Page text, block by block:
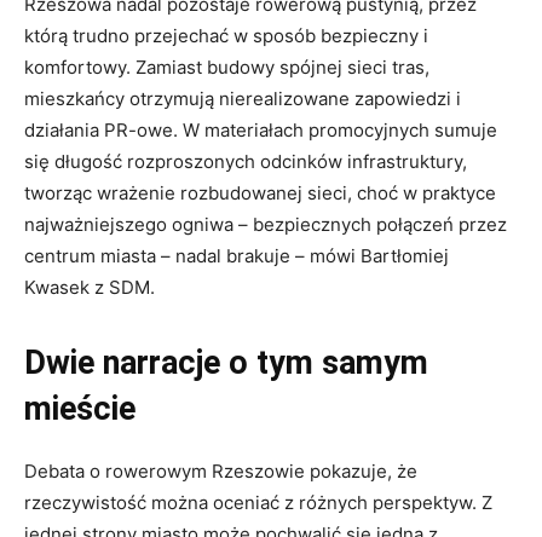
którą trudno przejechać w sposób bezpieczny i
komfortowy. Zamiast budowy spójnej sieci tras,
mieszkańcy otrzymują nierealizowane zapowiedzi i
działania PR-owe. W materiałach promocyjnych sumuje
się długość rozproszonych odcinków infrastruktury,
tworząc wrażenie rozbudowanej sieci, choć w praktyce
najważniejszego ogniwa – bezpiecznych połączeń przez
centrum miasta – nadal brakuje – mówi Bartłomiej
Kwasek z SDM.
Dwie narracje o tym samym
mieście
Debata o rowerowym Rzeszowie pokazuje, że
rzeczywistość można oceniać z różnych perspektyw. Z